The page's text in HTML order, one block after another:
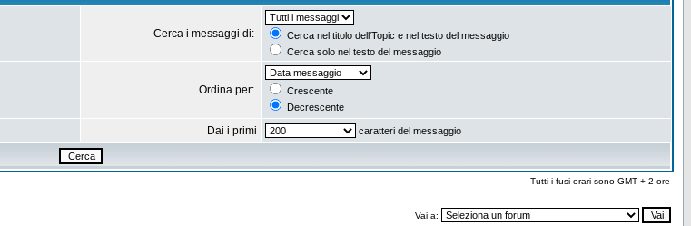
Cerca i messaggi di:
Cerca nel titolo dell'Topic e nel testo del messaggio
Cerca solo nel testo del messaggio
Ordina per:
Crescente
Decrescente
Dai i primi caratteri del messaggio
Tutti i fusi orari sono GMT + 2 ore
Vai a: